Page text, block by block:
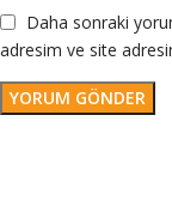
Daha sonraki
adresim ve site